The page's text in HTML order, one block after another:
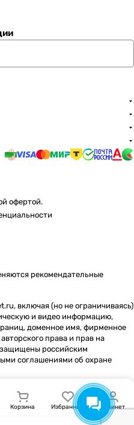
офертой.
рекомендательные
включая (но не ограничиваясь)
и видео информацию,
доменное имя, фирменное
права и прав на
защищены российским
соглашениями об охране
Корзина Избранные Кабинет